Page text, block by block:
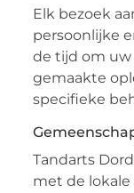
Elk bezoek
persoonlijke
de tijd om
gemaakte
specifieke
Tandarts
met de lokale